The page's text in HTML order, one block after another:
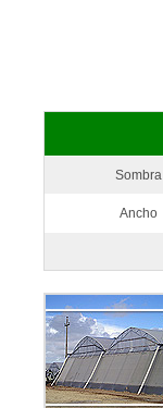
Sombra
Ancho